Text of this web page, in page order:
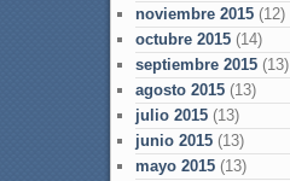
noviembre 2015(12)
octubre 2015(14)
septiembre 2015(13)
agosto 2015(13)
julio 2015(13)
junio 2015(13)
mayo 2015(13)